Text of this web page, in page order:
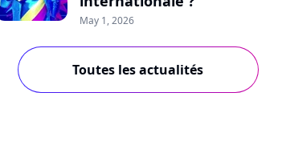
May 1, 2026
Toutes les actualités